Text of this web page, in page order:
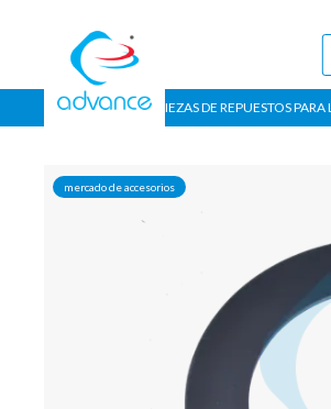
PIEZAS DE REPUESTOS
mercado de accesorios